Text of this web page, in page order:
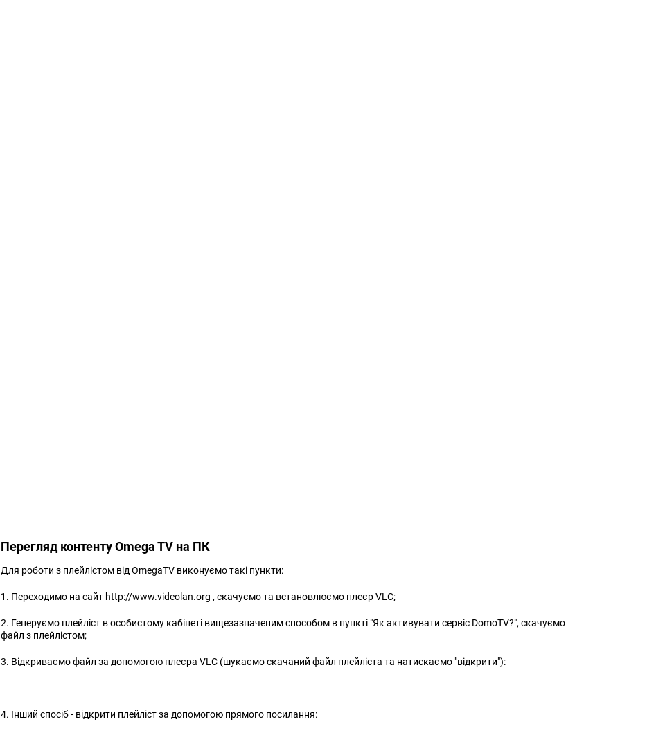
Перегляд контенту Omega TV на ПК
Для роботи з плейлістом від OmegaTV виконуємо такі пункти:
1. Переходимо на сайт http://www.videolan.org , скачуємо та встановлюємо плеєр VLC;
2. Генеруємо плейліст в особистому кабінеті вищезазначеним способом в пункті "Як активувати сервіс DomoTV?", скачуємо
файл з плейлістом;
3. Відкриваємо файл за допомогою плеєра VLC (шукаємо скачаний файл плейліста та натискаємо "відкрити"):
4. Інший спосіб - відкрити плейліст за допомогою прямого посилання: